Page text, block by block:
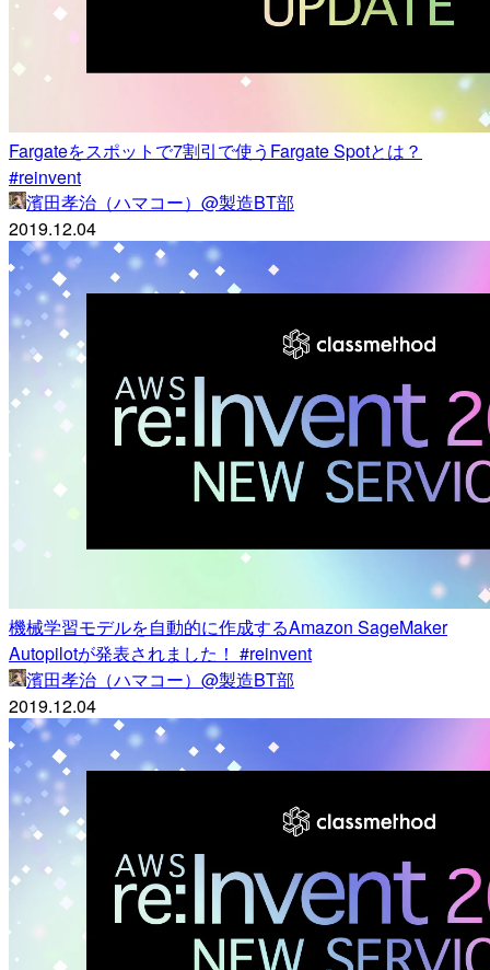
Fargateをスポットで7割引で使うFargate Spotとは？
#reinvent
濱田孝治（ハマコー）@製造BT部
2019.12.04
機械学習モデルを自動的に作成するAmazon SageMaker
Autopilotが発表されました！ #reinvent
濱田孝治（ハマコー）@製造BT部
2019.12.04